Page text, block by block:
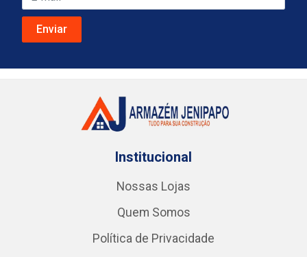
Institucional
Nossas Lojas
Quem Somos
Política de Privacidade